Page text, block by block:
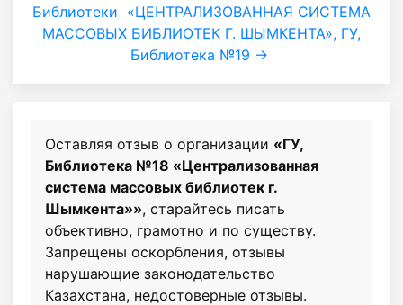
Библиотеки «ЦЕНТРАЛИЗОВАННАЯ СИСТЕМА
МАССОВЫХ БИБЛИОТЕК Г. ШЫМКЕНТА», ГУ,
Библиотека №19 →
Оставляя отзыв о организации «ГУ,
Библиотека №18 «Централизованная
система массовых библиотек г.
Шымкента»», старайтесь писать
объективно, грамотно и по существу.
Запрещены оскорбления, отзывы
нарушающие законодательство
Казахстана, недостоверные отзывы.